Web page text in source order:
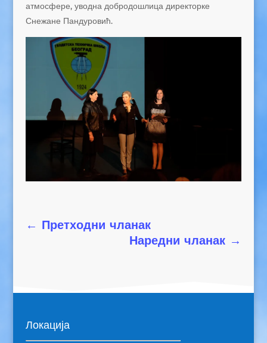
атмосфере, уводна добродошлица директорке
Снежане Пандуровић.
← Претходни чланак
Наредни чланак →
Локација